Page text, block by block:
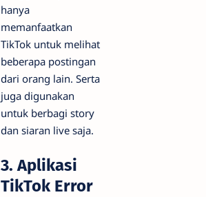
hanya
memanfaatkan
TikTok untuk melihat
beberapa postingan
dari orang lain. Serta
juga digunakan
untuk berbagi story
dan siaran live saja.
3. Aplikasi
TikTok Error